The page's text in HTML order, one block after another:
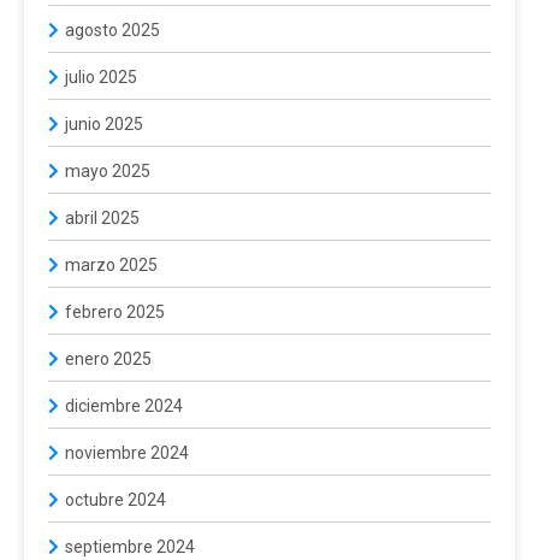
agosto 2025
julio 2025
junio 2025
mayo 2025
abril 2025
marzo 2025
febrero 2025
enero 2025
diciembre 2024
noviembre 2024
octubre 2024
septiembre 2024